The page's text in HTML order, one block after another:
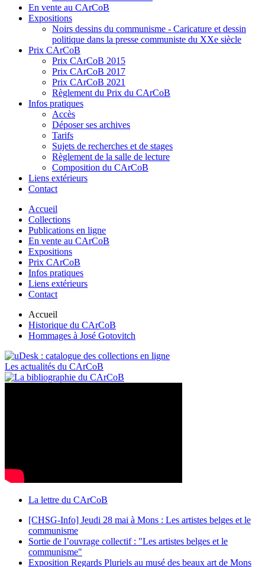
En vente au CArCoB
Expositions
Noirs dessins du communisme - Caricature et dessin
politique dans la presse communiste du XXe siècle
Prix CArCoB
Prix CArCoB 2015
Prix CArCoB 2017
Prix CArCoB 2021
Règlement du Prix du CArCoB
Infos pratiques
Accès
Déposer ses archives
Tarifs
Sujets de recherches et de stages
Règlement de la salle de lecture
Composition du CArCoB
Liens extérieurs
Contact
Accueil
Collections
Publications en ligne
En vente au CArCoB
Expositions
Prix CArCoB
Infos pratiques
Liens extérieurs
Contact
Accueil
Historique du CArCoB
Hommages à José Gotovitch
Les actualités du CArCoB
La lettre du CArCoB
[CHSG-Info] Jeudi 28 mai à Mons : Les artistes belges et le
communisme
Sortie de l’ouvrage collectif : "Les artistes belges et le
communisme"
Exposition Regards Pluriels au musé des beaux art de Mons